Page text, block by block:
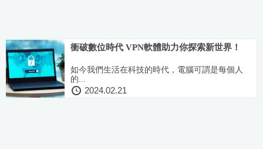
衝破數位時代 VPN軟體助力你探索新世界！
如今我們生活在科技的時代，電腦可謂是每個人
的...
2024.02.21